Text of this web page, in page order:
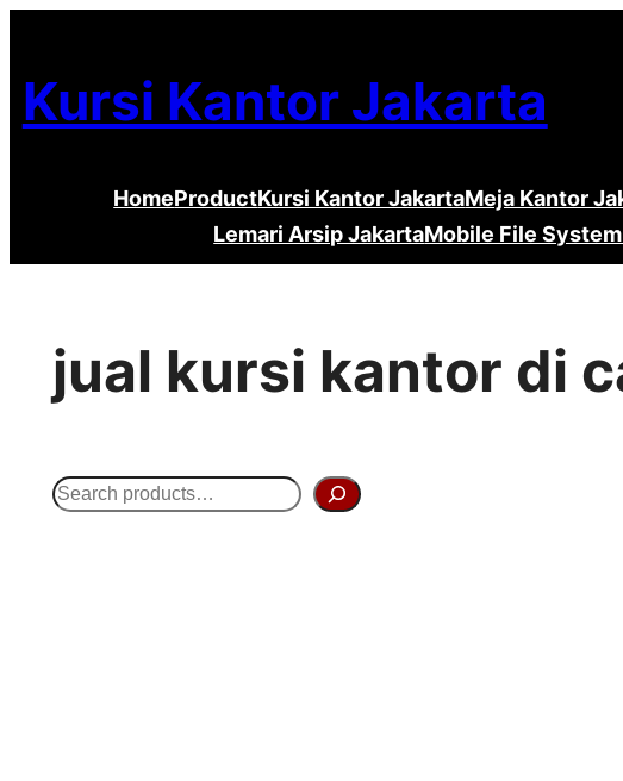
ke
konten
Kursi Kantor Jakarta
HomeProductKursi Kantor JakartaMeja Kantor
Lemari Arsip JakartaMobile File
jual kursi kantor di
S